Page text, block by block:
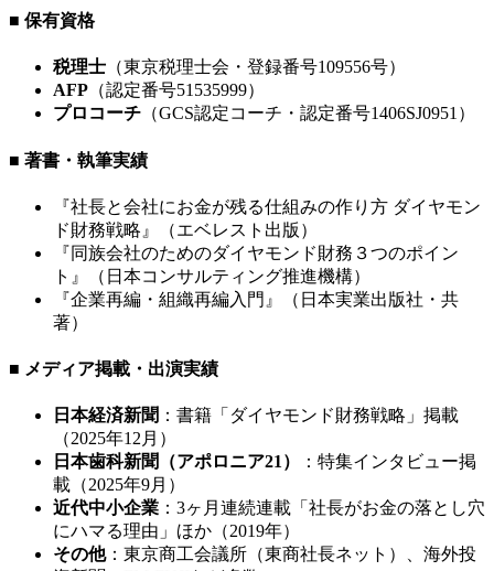
■ 保有資格
税理士 （東京税理士会・登録番号109556号）
AFP （認定番号51535999）
プロコーチ （GCS認定コーチ・認定番号1406SJ0951）
■ 著書・執筆実績
『社長と会社にお金が残る仕組みの作り方 ダイヤモン
ド財務戦略』（エベレスト出版）
『同族会社のためのダイヤモンド財務３つのポイン
ト』（日本コンサルティング推進機構）
『企業再編・組織再編入門』（日本実業出版社・共
著）
■ メディア掲載・出演実績
日本経済新聞 ：書籍「ダイヤモンド財務戦略」掲載
（2025年12月）
日本歯科新聞（アポロニア21）
：特集インタビュー掲
載（2025年9月）
近代中小企業 ：3ヶ月連続連載「社長がお金の落とし穴
にハマる理由」ほか（2019年）
その他：東京商工会議所（東商社長ネット）、海外投